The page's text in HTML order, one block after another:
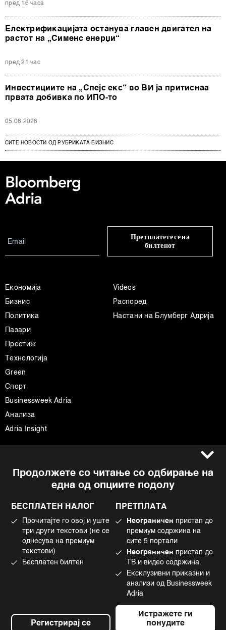
пред 16 часа
Електрификацијата останува главен двигател на
растот на „Сименс енерџи“
пред 21 час
Инвестициите на „Спејс екс“ во ВИ ја притиснаа
првата добивка по ИПО-то
05.08.2026
СИТЕ НОВОСТИ ОД РУБРИКАТА БИЗНИС
Продолжете со читање со одбирање на
една од опциите подолу
БЕСПЛАТЕН НАЛОГ
Прочитајте го овој и уште
три други текстови (не се
однесува на премиум
текстови)
Бесплатен билтен
Регистрирај се
ПРЕТПЛАТА
Неограничен пристап до
премиум содржина на
сите 5 портали
Неограничен пристап до
ТВ и видео содржина
Ексклузивни приказни и
анализи од Businessweek
Adria
Истражете ги
понудите
Претплатете се на
билтенот
Економија
Бизнис
Политика
Пазари
Престиж
Технологија
Green
Спорт
Businessweek Adria
Анализа
Adria Insight
Videos
Распоред
Настани на Блумберг Адрија
Импресум
Политика на приватност
Политика за колачиња
Употреба на вештачка интелигенција
Facebook
Instagram
Twitter
Tiktok
©2022 - 2026 Bloomberg L.P. All Rights Reserved. BLOOMBERG and the
BLOOMBERG logo are registered trademarks and service marks of
Bloomberg Finance L.P. or its subsidiaries, displayed with permission
Bloomberg Adria is a Mtel Swiss SA Property
News CMS by Cubes